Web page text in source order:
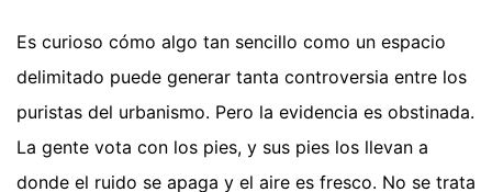
Es curioso cómo algo tan sencillo como un espacio
delimitado puede generar tanta controversia entre los
puristas del urbanismo. Pero la evidencia es obstinada.
La gente vota con los pies, y sus pies los llevan a
donde el ruido se apaga y el aire es fresco. No se trata